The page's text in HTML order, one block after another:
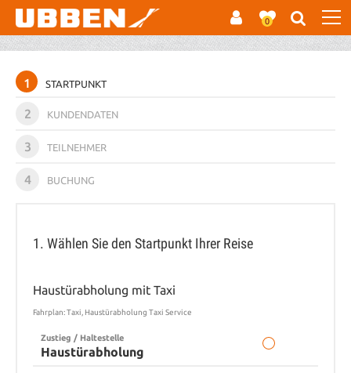
0
1 STARTPUNKT
2 KUNDENDATEN
3 TEILNEHMER
4 BUCHUNG
1. Wählen Sie den Startpunkt Ihrer Reise
Haustürabholung mit Taxi
Fahrplan: Taxi, Haustürabholung Taxi Service
Zustieg / Haltestelle
Haustürabholung